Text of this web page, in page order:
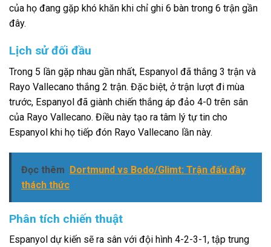
của họ đang gặp khó khăn khi chỉ ghi 6 bàn trong 6 trận gần
đây.
Lịch sử đối đầu
Trong 5 lần gặp nhau gần nhất, Espanyol đã thắng 3 trận và
Rayo Vallecano thắng 2 trận. Đặc biệt, ở trận lượt đi mùa
trước, Espanyol đã giành chiến thắng áp đảo 4-0 trên sân
của Rayo Vallecano. Điều này tạo ra tâm lý tự tin cho
Espanyol khi họ tiếp đón Rayo Vallecano lần này.
Đọc thêm Dortmund vs Bodo/Glimt: Trận đấu đầy
thách thức
Phân tích chiến thuật
Espanyol dự kiến sẽ ra sân với đội hình 4-2-3-1, tập trung